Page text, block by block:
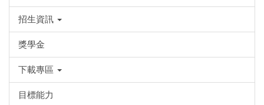
招生資訊
獎學金
下載專區
目標能力